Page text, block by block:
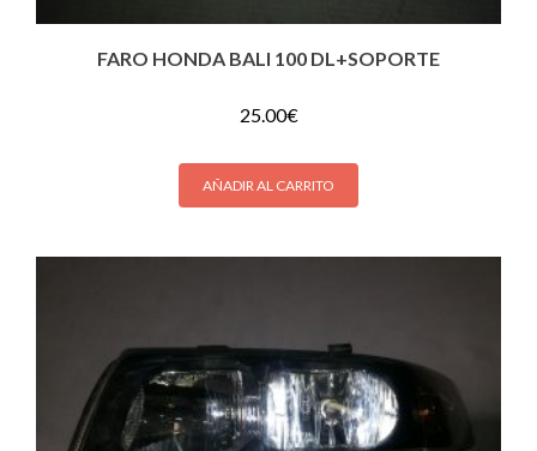
FARO HONDA BALI 100 DL+SOPORTE
25.00€
AÑADIR AL CARRITO